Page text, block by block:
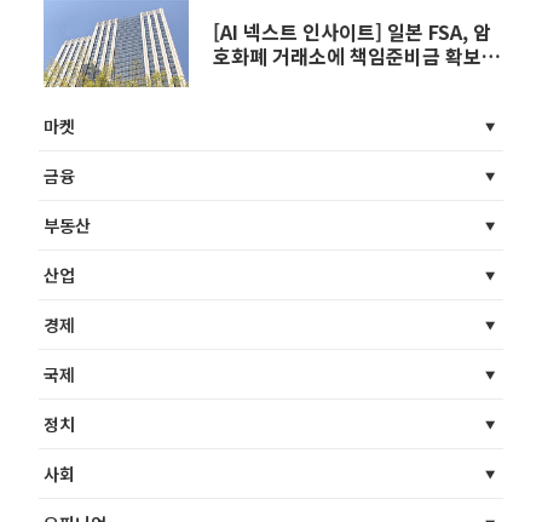
[AI 넥스트 인사이트] 일본 FSA, 암
호화폐 거래소에 책임준비금 확보
마켓
금융
부동산
산업
경제
국제
정치
사회